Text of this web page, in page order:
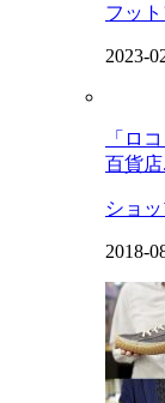
フッ
2023-
「ロ
百貨店
ショ
2018-